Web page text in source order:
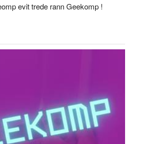
evit trede rann Geekomp !